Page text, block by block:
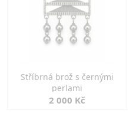
Stříbrná brož s černými
perlami
2 000 Kč